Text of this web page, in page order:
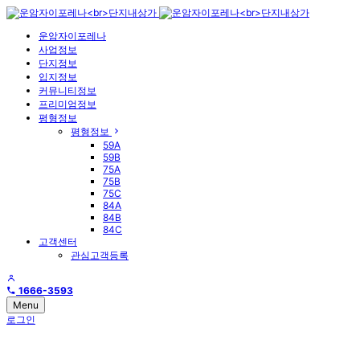
운암자이포레나
사업정보
단지정보
입지정보
커뮤니티정보
프리미엄정보
평형정보
평형정보
59A
59B
75A
75B
75C
84A
84B
84C
고객센터
관심고객등록
1666-3593
Menu
로그인